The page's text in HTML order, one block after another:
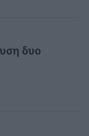
δυο